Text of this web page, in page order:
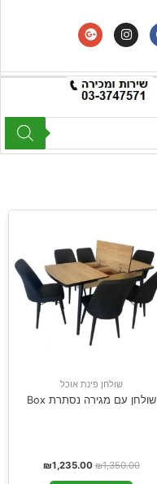
שולחן פינת אוכל
שולחן עם מגירה נסתרת Box
₪1,350.00
₪1,235.00